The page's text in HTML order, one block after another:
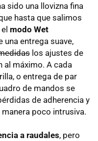
sido una llovizna fina
hasta que salimos
modo Wet
una entrega suave,
los ajustes de
al máximo. A cada
o entrega de par
de mandos se
de adherencia y
poco intrusiva.
a raudales, pero